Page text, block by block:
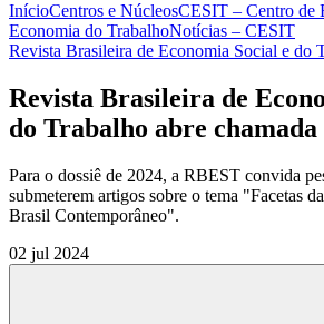
InícioCentros e NúcleosCESIT – Centro de
Economia do TrabalhoNotícias – CESIT
Revista Brasileira de Economia Social e do
Revista Brasileira de
do Trabalho abre
Para o dossiê de 2024, a RBEST convida
submeterem artigos sobre o tema "Facetas
Brasil Contemporâneo".
02 jul 2024